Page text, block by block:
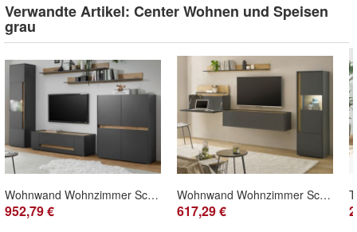
Verwandte Artikel: Center Wohnen und Speisen
grau
Wohnwand Wohnzimmer Schrankwand Design Modern grau und Eiche Beleuchtung Center
952,79 €
Wohnwand Wohnzimmer Schrankwand mit Sekretär in grau Wotan Eiche 320 cm Center
617,29 €